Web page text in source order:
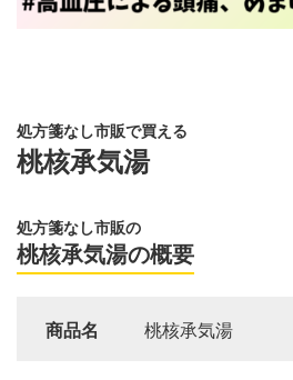
処方箋なし市販で買える
桃核承気湯
処方箋なし市販の
桃核承気湯の概要
商品名 桃核承気湯